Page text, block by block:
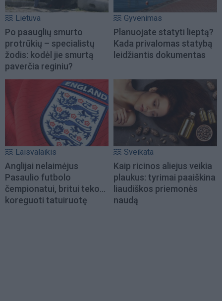
Lietuva
Po paauglių smurto
protrūkių – specialistų
žodis: kodėl jie smurtą
paverčia reginiu?
Gyvenimas
Planuojate statyti lieptą?
Kada privalomas statybą
leidžiantis dokumentas
Laisvalaikis
Anglijai nelaimėjus
Pasaulio futbolo
čempionatui, britui teko...
koreguoti tatuiruotę
Sveikata
Kaip ricinos aliejus veikia
plaukus: tyrimai paaiškina
liaudiškos priemonės
naudą